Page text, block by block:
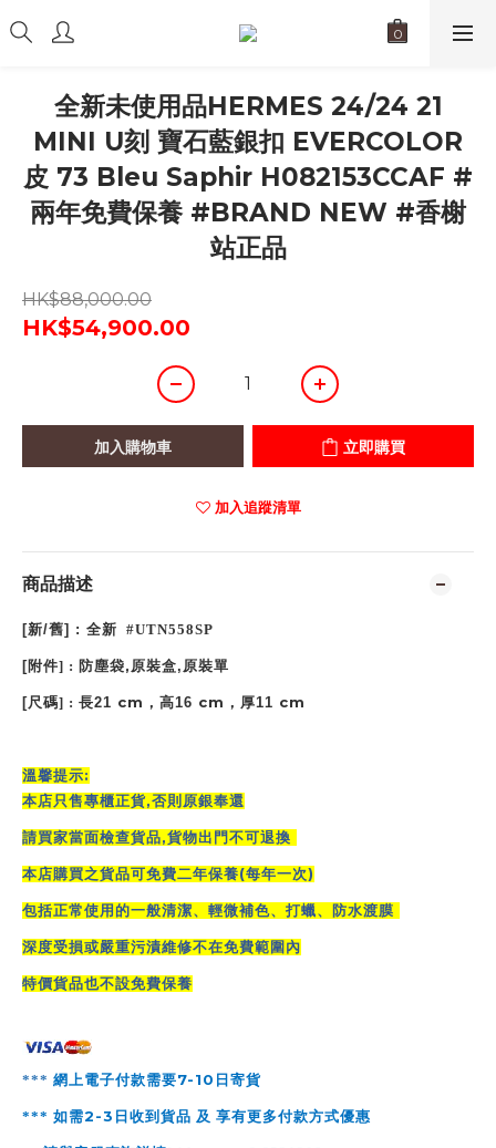
全新未使用品HERMES 24/24 21
MINI U刻 寶石藍銀扣 EVERCOLOR
皮 73 Bleu Saphir H082153CCAF #
兩年免費保養 #BRAND NEW #香榭
站正品
HK$88,000.00
HK$54,900.00
加入購物車 立即購買
加入追蹤清單
商品描述
[新/舊] : 全新 #UTN558SP
[附件] : 防塵袋, 原裝盒, 原裝單
[尺碼] : 長21 cm ，高16 cm ，厚11 cm
溫馨提示:
本店只售專櫃正貨,否則原銀奉還
請買家當面檢查貨品,貨物出門不可退換
本店購買之貨品可免費二年保養(每年一次)
包括正常使用的一般清潔、輕微補色、打蠟、防水渡膜
深度受損或嚴重污漬維修不在免費範圍內
特價貨品也不設免費保養
*** 網上電子付款需要7-10 日寄貨
*** 如需2-3 日收到貨品 及 享有更多付款方式優惠